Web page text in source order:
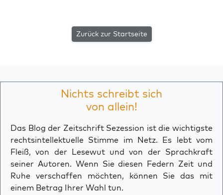
Zurück zur Startseite
Nichts schreibt sich
von allein!
Das Blog der Zeitschrift Sezession ist die wichtigste
rechtsintellektuelle Stimme im Netz. Es lebt vom
Fleiß, von der Lesewut und von der Sprachkraft
seiner Autoren. Wenn Sie diesen Federn Zeit und
Ruhe verschaffen möchten, können Sie das mit
einem Betrag Ihrer Wahl tun.